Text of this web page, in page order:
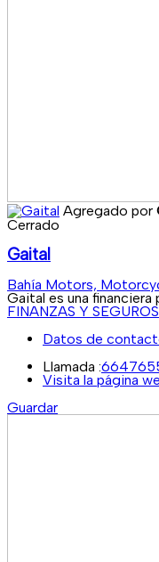
Agregado por
Cerrado
Gaital
Bahía Motors,
Gaital es una financiera
FINANZAS Y SEGUROS
Datos de
Llamada :
Visita la página
Guardar